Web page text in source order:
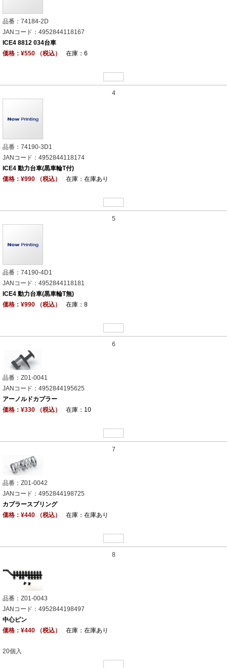
品番：74184-2D
JANコード：4952844118167
ICE4 8812 034台車
価格：¥550 （税込）
在庫：6
4
品番：74190-3D1
JANコード：4952844118174
ICE4 動力台車(黒車輪T付)
価格：¥990 （税込）
在庫：在庫あり
5
品番：74190-4D1
JANコード：4952844118181
ICE4 動力台車(黒車輪T無)
価格：¥990 （税込）
在庫：8
6
品番：Z01-0041
JANコード：4952844195625
アーノルドカプラー
価格：¥330 （税込）
在庫：10
7
品番：Z01-0042
JANコード：4952844198725
カプラースプリング
価格：¥440 （税込）
在庫：在庫あり
8
品番：Z01-0043
JANコード：4952844198497
中心ピン
価格：¥440 （税込）
在庫：在庫あり
20個入